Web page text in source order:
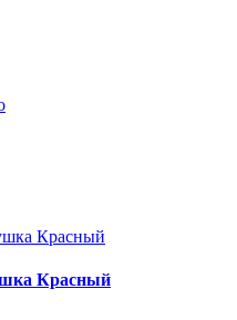
Красный